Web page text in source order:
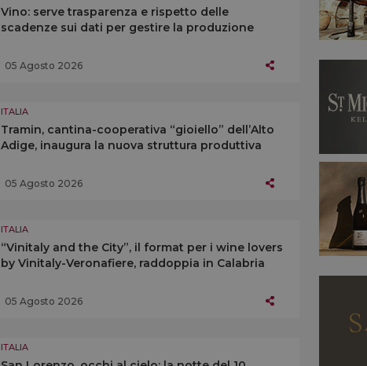
Vino: serve trasparenza e rispetto delle
scadenze sui dati per gestire la produzione
05 Agosto 2026
ITALIA
Tramin, cantina-cooperativa “gioiello” dell’Alto
Adige, inaugura la nuova struttura produttiva
05 Agosto 2026
ITALIA
“Vinitaly and the City”, il format per i wine lovers
by Vinitaly-Veronafiere, raddoppia in Calabria
05 Agosto 2026
ITALIA